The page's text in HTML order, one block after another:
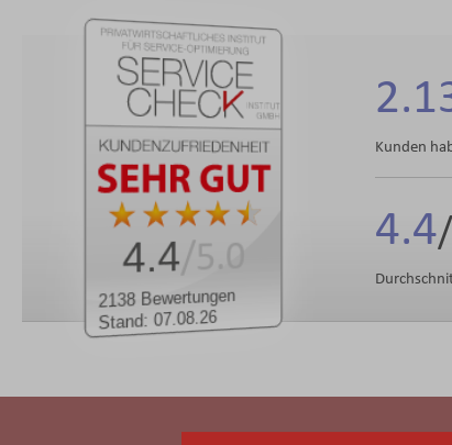
2138 Bewertungen
Stand: 07.08.26
4.4/5.0
Kunden
4.4